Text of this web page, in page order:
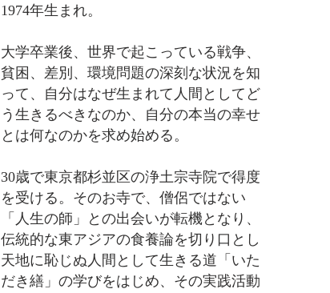
1974年生まれ。
大学卒業後、世界で起こっている戦争、
貧困、差別、環境問題の深刻な状況を知
って、自分はなぜ生まれて人間としてど
う生きるべきなのか、自分の本当の幸せ
とは何なのかを求め始める。
30歳で東京都杉並区の浄土宗寺院で得度
を受ける。そのお寺で、僧侶ではない
「人生の師」との出会いが転機となり、
伝統的な東アジアの食養論を切り口とし
天地に恥じぬ人間として生きる道「いた
だき繕」の学びをはじめ、その実践活動